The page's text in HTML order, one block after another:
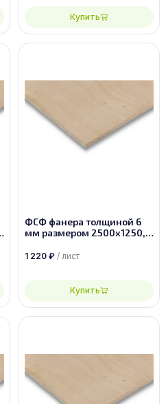
Купить
ФСФ фанера толщиной 6
мм размером 2500х1250,
1 220 ₽ / лист
Купить